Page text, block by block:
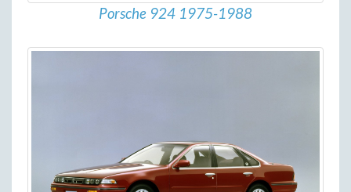
Porsche 924 1975-1988